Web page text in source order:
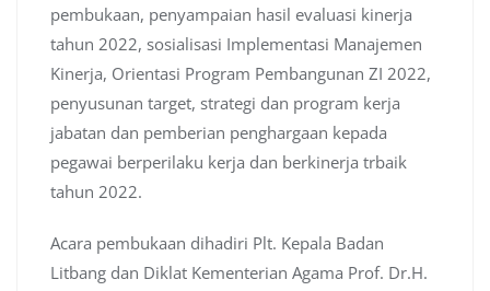
pembukaan, penyampaian hasil evaluasi kinerja
tahun 2022, sosialisasi Implementasi Manajemen
Kinerja, Orientasi Program Pembangunan ZI 2022,
penyusunan target, strategi dan program kerja
jabatan dan pemberian penghargaan kepada
pegawai berperilaku kerja dan berkinerja trbaik
tahun 2022.
Acara pembukaan dihadiri Plt. Kepala Badan
Litbang dan Diklat Kementerian Agama Prof. Dr.H.